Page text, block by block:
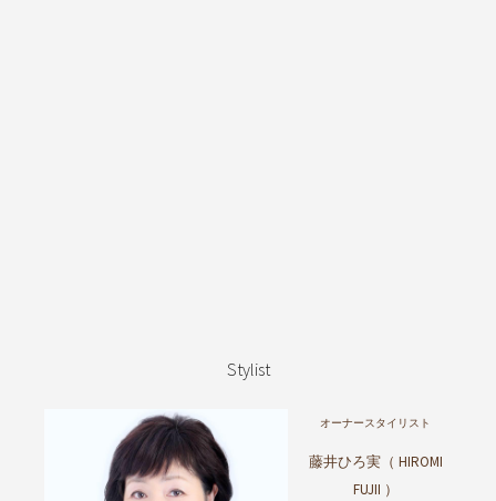
Stylist
オーナースタイリスト
藤井ひろ実（ HIROMI
FUJII ）